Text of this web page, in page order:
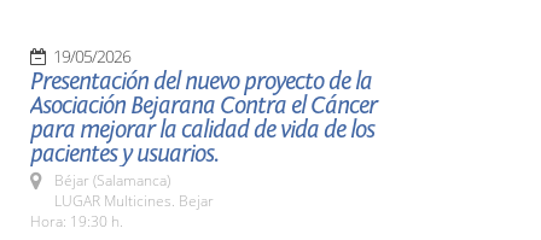
19/05/2026
Presentación del nuevo proyecto de la
Asociación Bejarana Contra el Cáncer
para mejorar la calidad de vida de los
pacientes y usuarios.
Béjar (Salamanca)
LUGAR Multicines. Bejar
Hora: 19:30 h.